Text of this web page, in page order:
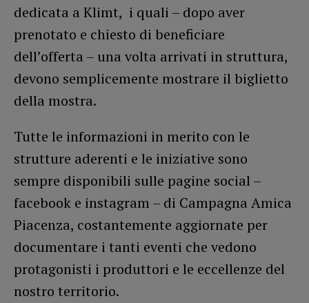
dedicata a Klimt, i quali – dopo aver
prenotato e chiesto di beneficiare
dell’offerta – una volta arrivati in struttura,
devono semplicemente mostrare il biglietto
della mostra.
Tutte le informazioni in merito con le
strutture aderenti e le iniziative sono
sempre disponibili sulle pagine social –
facebook e instagram – di Campagna Amica
Piacenza, costantemente aggiornate per
documentare i tanti eventi che vedono
protagonisti i produttori e le eccellenze del
nostro territorio.